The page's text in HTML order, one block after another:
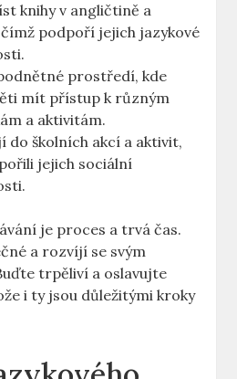
knihy v angličtině a
podpoří jejich jazykové
prostředí, kde
mít přístup k různým
a aktivitám.
do školních akcí a aktivit,
jejich sociální
je proces a trvá čas.
a rozvíjí se svým
trpěliví a oslavujte
i ty jsou důležitými kroky